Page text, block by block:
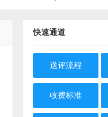
快速通道
送评流程
收费标准